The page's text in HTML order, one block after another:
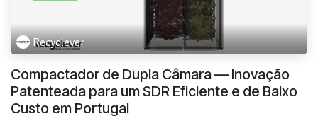
Recyclever
Compactador de Dupla Câmara — Inovação
Patenteada para um SDR Eficiente e de Baixo
Custo em Portugal